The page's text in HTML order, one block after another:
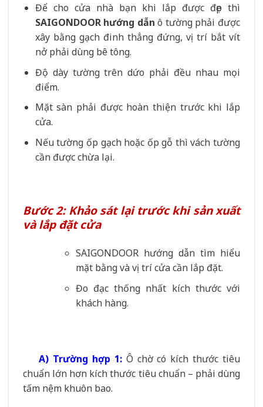
Để cho cửa nhà bạn khi lắp được đẹp thì
SAIGONDOOR hướng dẫn ô tường phải được
xây bằng gạch đinh thẳng đứng, vị trí bắt vít
nở phải dùng bê tông.
Độ dày tường trên dứo phải đều nhau mọi
điểm.
Mặt sàn phải được hoàn thiện trước khi lắp
cửa.
Nếu tường ốp gạch hoặc ốp gỗ thì vách tường
cần được chừa lại.
Bước 2: Khảo sát lại trước khi sản xuất
và lắp đặt cửa
SAIGONDOOR hướng dẫn tìm hiểu
mặt bằng và vị trí cửa cần lắp đặt.
Đo đạc thống nhất kích thước với
khách hàng.
A) Trường hợp 1: Ô chờ có kích thước tiêu
chuẩn lớn hơn kích thước tiêu chuẩn – phải dùng
tấm nệm khuôn bao.